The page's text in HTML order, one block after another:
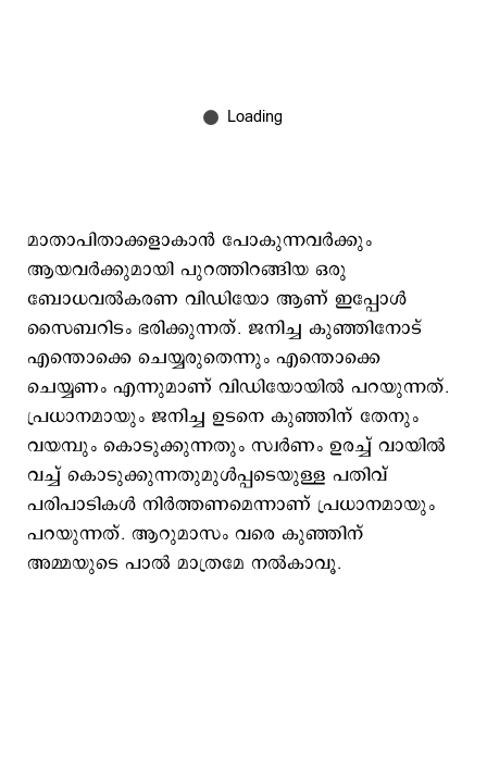
മാതാപിതാക്കളാകാന്‍ പോകുന്നവര്‍ക്കും
ആയവര്‍ക്കുമായി പുറത്തിറങ്ങിയ ഒരു
ബോധവല്‍കരണ വിഡിയോ ആണ് ഇപ്പോള്‍
സൈബറിടം ഭരിക്കുന്നത്. ജനിച്ച കുഞ്ഞിനോട്
എന്തൊക്കെ ചെയ്യരുതെന്നും എന്തൊക്കെ
ചെയ്യണം എന്നുമാണ് വിഡിയോയില്‍ പറയുന്നത്.
പ്രധാനമായും ജനിച്ച ഉടനെ കുഞ്ഞിന് തേനും
വയമ്പും കൊടുക്കുന്നതും സ്വര്‍ണം ഉരച്ച് വായില്‍
വച്ച് കൊടുക്കുന്നതുമുള്‍പ്പടെയുള്ള പതിവ്
പരിപാടികള്‍ നിര്‍ത്തണമെന്നാണ് പ്രധാനമായും
പറയുന്നത്. ആറുമാസം വരെ കുഞ്ഞിന്
അമ്മയുടെ പാല്‍ മാത്രമേ നല്‍കാവൂ.